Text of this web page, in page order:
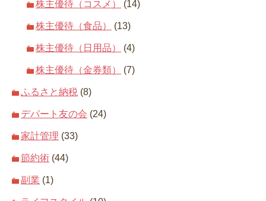
株主優待（コスメ） (14)
株主優待（食品） (13)
株主優待（日用品） (4)
株主優待（金券類） (7)
ふるさと納税 (8)
デパート友の会 (24)
家計管理 (33)
節約術 (44)
副業 (1)